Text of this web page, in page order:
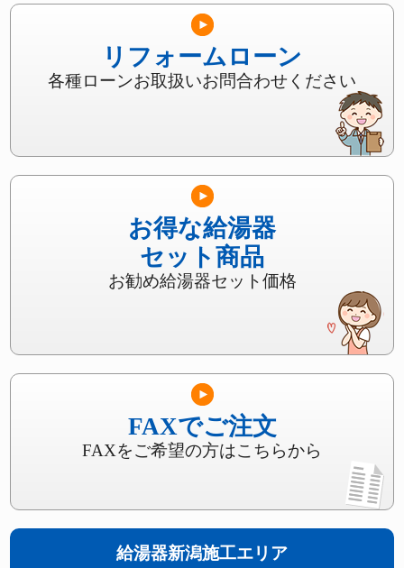
リフォームローン
各種ローンお取扱いお問合わせください
お得な給湯器
セット商品
お勧め給湯器セット価格
FAXでご注文
FAXをご希望の方はこちらから
給湯器新潟施工エリア